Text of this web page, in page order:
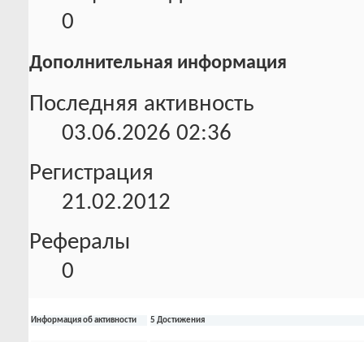
0
Дополнительная информация
Последняя активность
03.06.2026 02:36
Регистрация
21.02.2012
Рефералы
0
Информация об активности 5 Достижения